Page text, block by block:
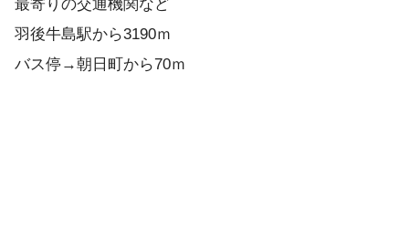
最寄りの交通機関など
羽後牛島駅から3190ｍ
バス停→朝日町から70ｍ